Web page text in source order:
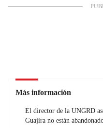
Más información
El director de la UNGRD
Guajira no están